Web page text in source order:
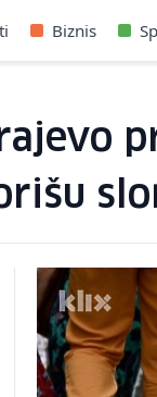
Biznis